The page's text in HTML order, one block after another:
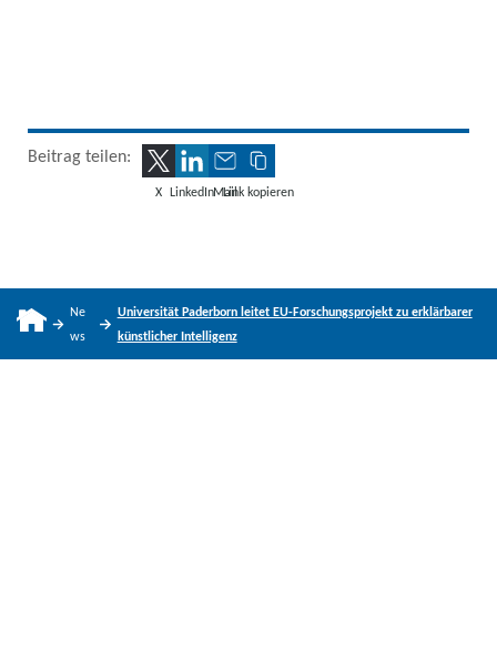
Beitrag teilen:
X LinkedInMailLink kopieren
Ne
ws
Universität Paderborn leitet EU-Forschungsprojekt zu erklärbarer
künstlicher Intelligenz